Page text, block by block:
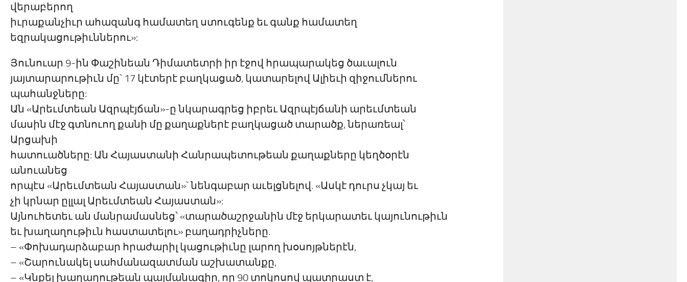
վերաբերող
իւրաքանչիւր ահազանգ համատեղ ստուգենք եւ գանք համատեղ
եզրակացութիւններու»:
Յունուար 9-ին Փաշինեան Դիմատետրի իր էջով հրապարակեց ծաւալուն
յայտարարութիւն մը` 17 կէտերէ բաղկացած, կատարելով Ալիեւի զիջումներու
պահանջները:
Ան «Արեւմտեան Ազրպէյճան»-ը նկարագրեց իբրեւ Ազրպէյճանի արեւմտեան
մասին մէջ գտնուող քանի մը քաղաքներէ բաղկացած տարածք, ներառեալ՝
Արցախի
հատուածները: Ան Հայաստանի Հանրապետութեան քաղաքները կեղծօրէն
անուանեց
որպէս «Արեւմտեան Հայաստան»` նենգաբար աւելցնելով. «Ասկէ դուրս չկայ եւ
չի կրնար ըլլալ Արեւմտեան Հայաստան»:
Այնուհետեւ ան մանրամասնեց՝ «տարածաշրջանին մէջ երկարատեւ կայունութիւն
եւ խաղաղութիւն հաստատելու» բաղադրիչները.
– «Փոխադարձաբար հրաժարիլ կացութիւնը լարող խօսոյթներէն,
– «Շարունակել սահմանազատման աշխատանքը,
– «Կնքել խաղաղութեան պայմանագիր, որ 90 տոկոսով պատրաստ է,